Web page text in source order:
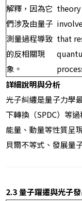
解釋，因為它
們涉及由量子
測量過程導致
的反相關現
象。
that
詳細說明與分析
光子糾纏是量子力學
下轉換（SPDC）等
能量、動量等性質呈
貝爾不等式、發展量
2.3 量子躍遷與光子